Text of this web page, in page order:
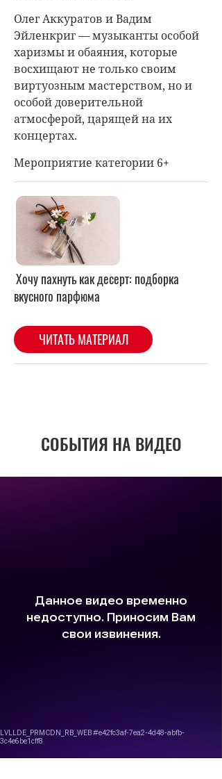
Олег Аккуратов и Вадим
Эйленкриг — музыканты особой
харизмы и обаяния, которые
восхищают не только своим
виртуозным мастерством, но и
особой доверительной
атмосферой, царящей на их
концертах.
Мероприятие категории 6+
СОБЫТИЯ НА ВИДЕО